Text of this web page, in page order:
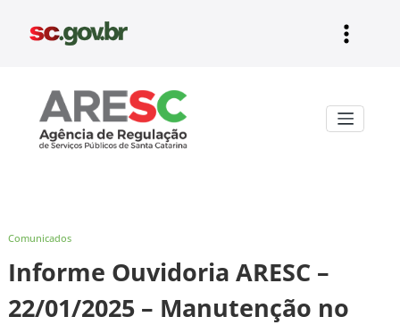
Comunicados
Informe Ouvidoria ARESC –
22/01/2025 – Manutenção no